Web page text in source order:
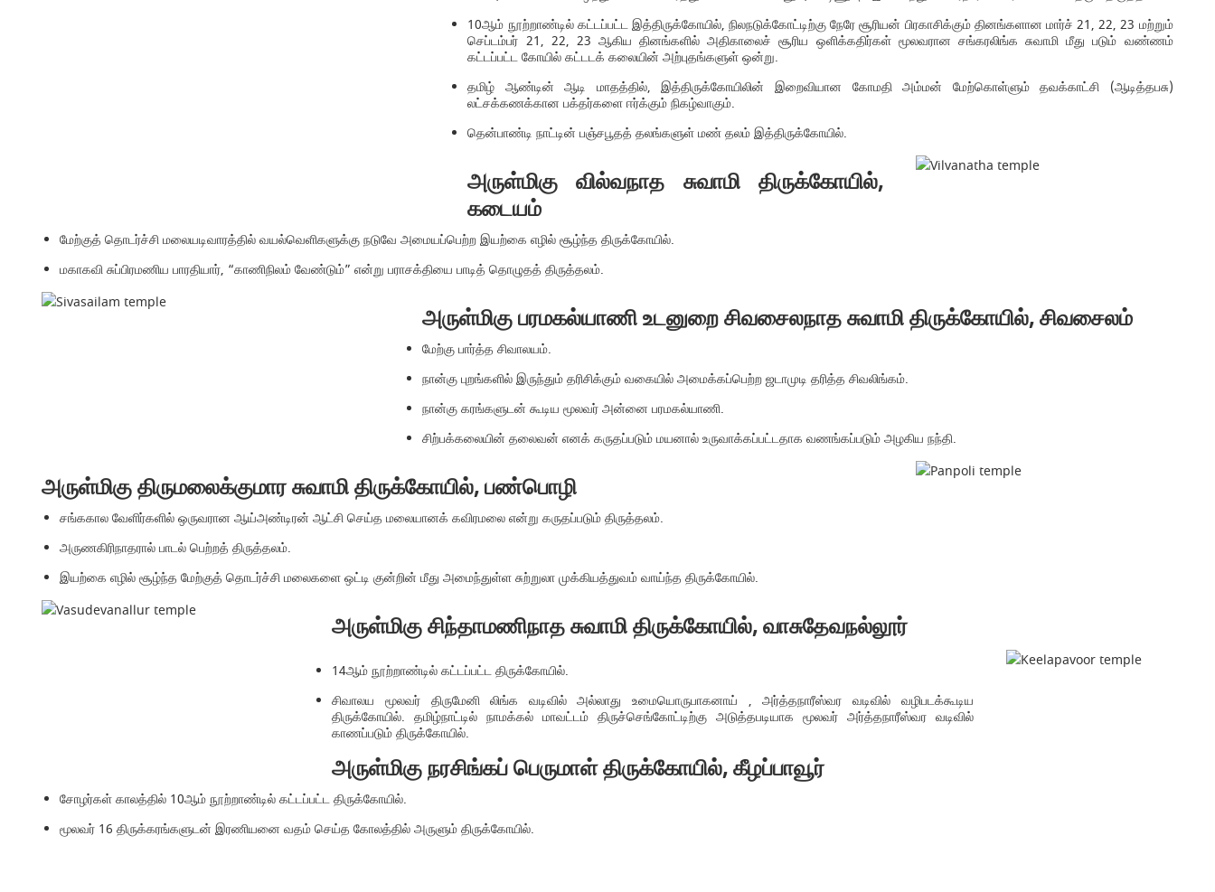
10ஆம் நூற்றாண்டில் கட்டப்பட்ட இத்திருக்கோயில், நிலநடுக்கோட்டிற்கு நேரே சூரியன் பிரகாசிக்கும் தினங்களான மார்ச் 21, 22, 23 மற்றும்
செப்டம்பர் 21, 22, 23 ஆகிய தினங்களில் அதிகாலைச் சூரிய ஒளிக்கதிர்கள் மூலவரான சங்கரலிங்க சுவாமி மீது படும் வண்ணம்
கட்டப்பட்ட கோயில் கட்டடக் கலையின் அற்புதங்களுள் ஒன்று.
தமிழ் ஆண்டின் ஆடி மாதத்தில், இத்திருக்கோயிலின் இறைவியான கோமதி அம்மன் மேற்கொள்ளும் தவக்காட்சி (ஆடித்தபசு)
லட்சக்கணக்கான பக்தர்களை ஈர்க்கும் நிகழ்வாகும்.
தென்பாண்டி நாட்டின் பஞ்சபூதத் தலங்களுள் மண் தலம் இத்திருக்கோயில்.
அருள்மிகு வில்வநாத சுவாமி திருக்கோயில்,
கடையம்
மேற்குத் தொடர்ச்சி மலையடிவாரத்தில் வயல்வெளிகளுக்கு நடுவே அமையப்பெற்ற இயற்கை எழில் சூழ்ந்த திருக்கோயில்.
மகாகவி சுப்பிரமணிய பாரதியார், “காணிநிலம் வேண்டும்” என்று பராசக்தியை பாடித் தொழுதத் திருத்தலம்.
அருள்மிகு பரமகல்யாணி உடனுறை சிவசைலநாத சுவாமி திருக்கோயில், சிவசைலம்
மேற்கு பார்த்த சிவாலயம்.
நான்கு புறங்களில் இருந்தும் தரிசிக்கும் வகையில் அமைக்கப்பெற்ற ஜடாமுடி தரித்த சிவலிங்கம்.
நான்கு கரங்களுடன் கூடிய மூலவர் அன்னை பரமகல்யாணி.
சிற்பக்கலையின் தலைவன் எனக் கருதப்படும் மயனால் உருவாக்கப்பட்டதாக வணங்கப்படும் அழகிய நந்தி.
அருள்மிகு திருமலைக்குமார சுவாமி திருக்கோயில், பண்பொழி
சங்ககால வேளிர்களில் ஒருவரான ஆய்அண்டிரன் ஆட்சி செய்த மலையானக் கவிரமலை என்று கருதப்படும் திருத்தலம்.
அருணகிரிநாதரால் பாடல் பெற்றத் திருத்தலம்.
இயற்கை எழில் சூழ்ந்த மேற்குத் தொடர்ச்சி மலைகளை ஒட்டி குன்றின் மீது அமைந்துள்ள சுற்றுலா முக்கியத்துவம் வாய்ந்த திருக்கோயில்.
அருள்மிகு சிந்தாமணிநாத சுவாமி திருக்கோயில், வாசுதேவநல்லூர்
14ஆம் நூற்றாண்டில் கட்டப்பட்ட திருக்கோயில்.
சிவாலய மூலவர் திருமேனி லிங்க வடிவில் அல்லாது உமையொருபாகனாய் , அர்த்தநாரீஸ்வர வடிவில் வழிபடக்கூடிய
திருக்கோயில். தமிழ்நாட்டில் நாமக்கல் மாவட்டம் திருச்செங்கோட்டிற்கு அடுத்தபடியாக மூலவர் அர்த்தநாரீஸ்வர வடிவில்
காணப்படும் திருக்கோயில்.
அருள்மிகு நரசிங்கப் பெருமாள் திருக்கோயில், கீழப்பாவூர்
சோழர்கள் காலத்தில் 10ஆம் நூற்றாண்டில் கட்டப்பட்ட திருக்கோயில்.
மூலவர் 16 திருக்கரங்களுடன் இரணியனை வதம் செய்த கோலத்தில் அருளும் திருக்கோயில்.